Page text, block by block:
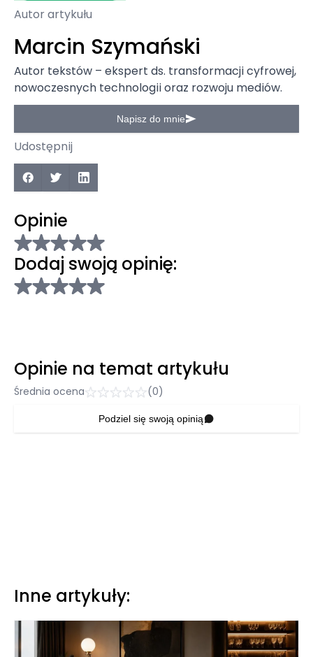
Autor artykułu
Marcin Szymański
Autor tekstów – ekspert ds. transformacji cyfrowej,
nowoczesnych technologii oraz rozwoju mediów.
Napisz do mnie
Udostępnij
Opinie
Dodaj swoją opinię:
Opinie na temat artykułu
Średnia ocena (0)
Podziel się swoją opinią
Inne artykuły: